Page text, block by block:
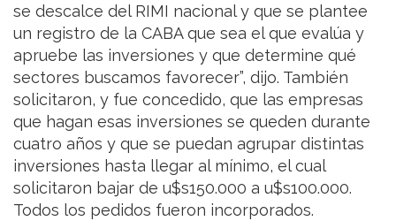
se descalce del RIMI nacional y que se plantee
un registro de la CABA que sea el que evalúa y
apruebe las inversiones y que determine qué
sectores buscamos favorecer”, dijo. También
solicitaron, y fue concedido, que las empresas
que hagan esas inversiones se queden durante
cuatro años y que se puedan agrupar distintas
inversiones hasta llegar al mínimo, el cual
solicitaron bajar de u$s150.000 a u$s100.000.
Todos los pedidos fueron incorporados.